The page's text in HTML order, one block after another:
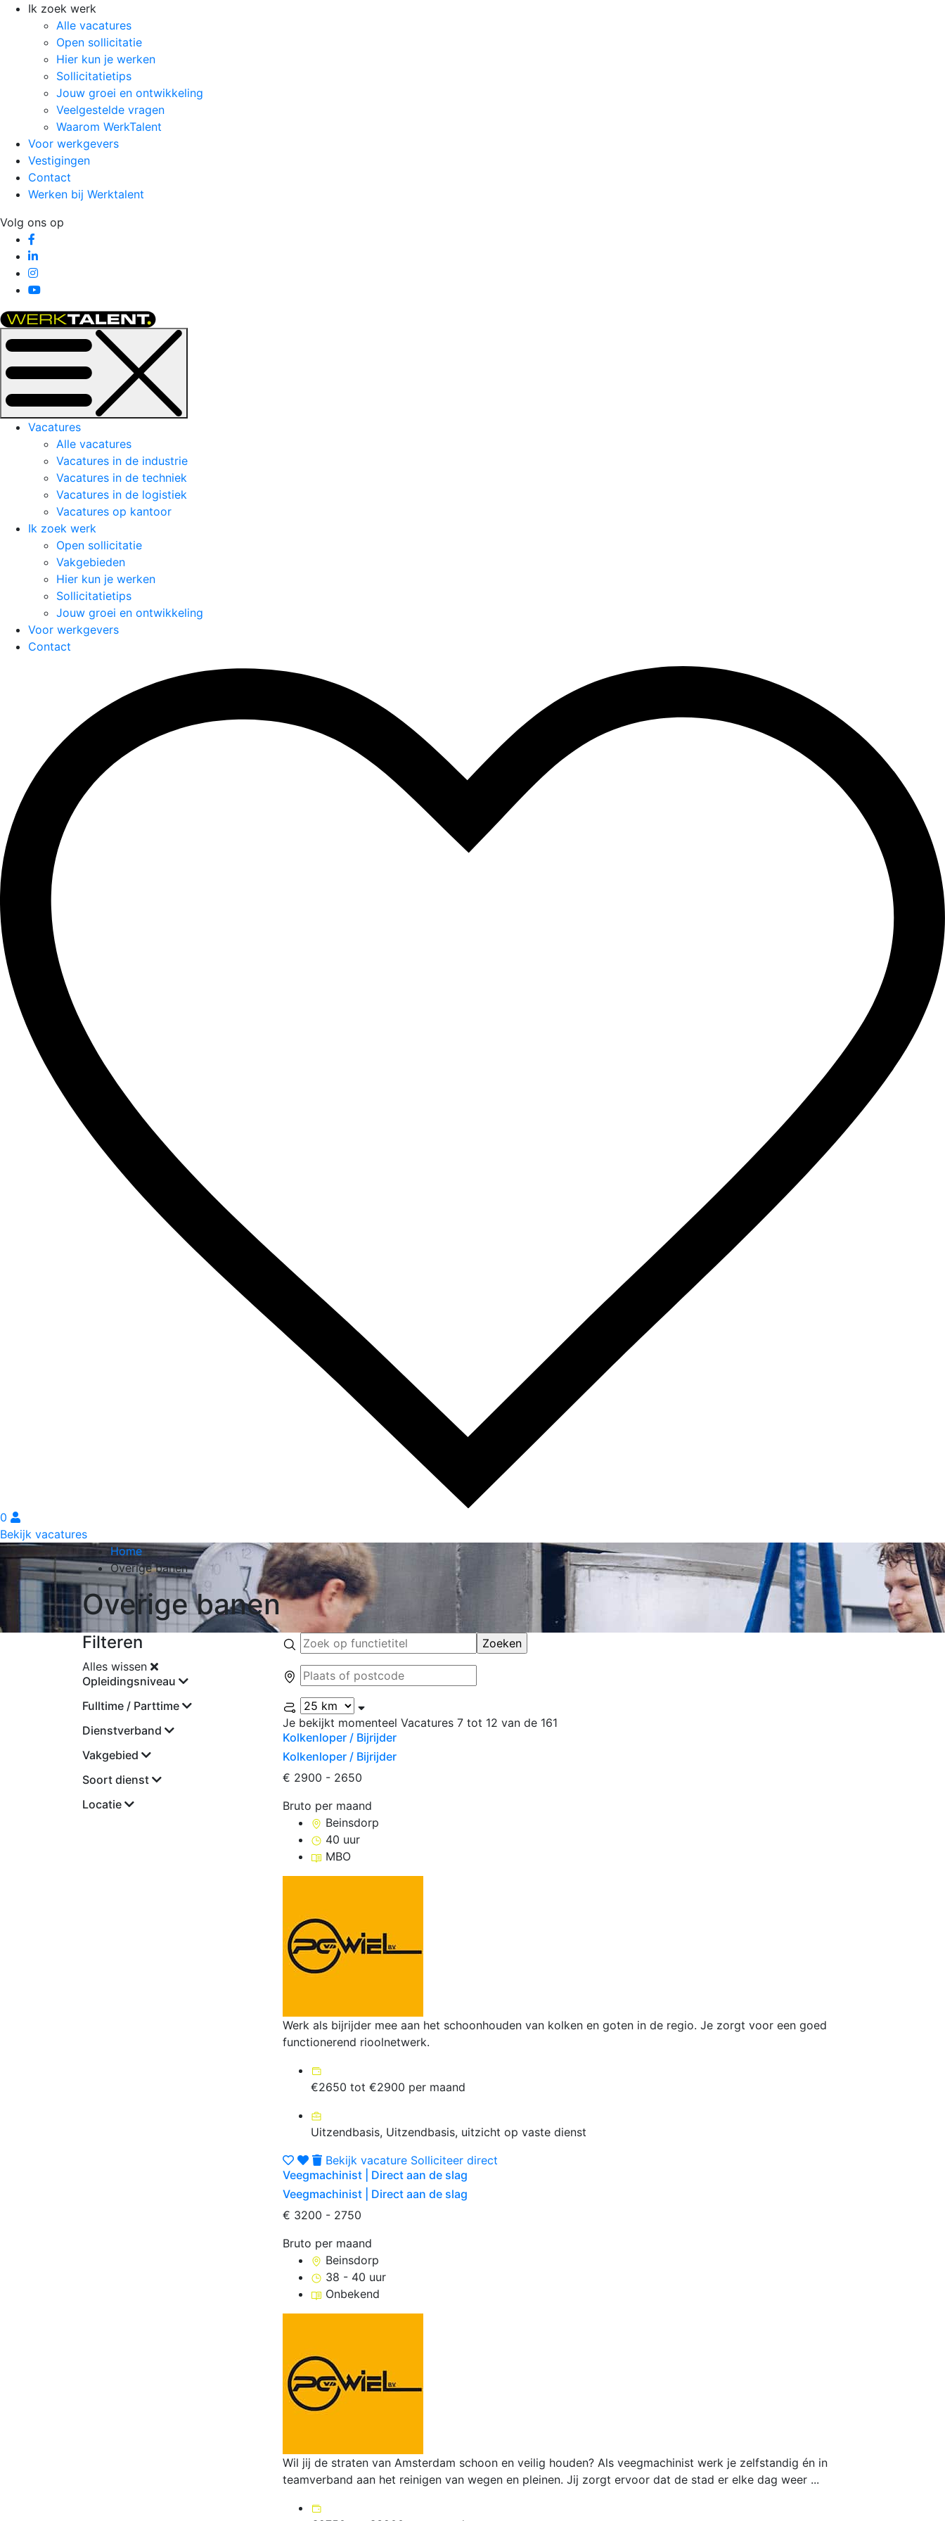
Ik zoek werk
Alle vacatures
Open sollicitatie
Hier kun je werken
Sollicitatietips
Jouw groei en ontwikkeling
Veelgestelde vragen
Waarom WerkTalent
Voor werkgevers
Vestigingen
Contact
Werken bij Werktalent
Volg ons op
Vacatures
Alle vacatures
Vacatures in de industrie
Vacatures in de techniek
Vacatures in de logistiek
Vacatures op kantoor
Ik zoek werk
Open sollicitatie
Vakgebieden
Hier kun je werken
Sollicitatietips
Jouw groei en ontwikkeling
Voor werkgevers
Contact
0
Bekijk vacatures
Home
Overige banen
Overige banen
Filteren
Alles wissen
Opleidingsniveau
Fulltime / Parttime
Dienstverband
Vakgebied
Soort dienst
Locatie
Je bekijkt momenteel Vacatures 7 tot 12 van de 161
Kolkenloper / Bijrijder
Kolkenloper / Bijrijder
€ 2900 - 2650
Bruto per maand
Beinsdorp
40 uur
MBO
Werk als bijrijder mee aan het schoonhouden van kolken en goten in de regio. Je zorgt voor een goed
functionerend rioolnetwerk.
€2650 tot €2900 per maand
Uitzendbasis, Uitzendbasis, uitzicht op vaste dienst
Bekijk vacature Solliciteer direct
Veegmachinist | Direct aan de slag
Veegmachinist | Direct aan de slag
€ 3200 - 2750
Bruto per maand
Beinsdorp
38 - 40 uur
Onbekend
Wil jij de straten van Amsterdam schoon en veilig houden? Als veegmachinist werk je zelfstandig én in
teamverband aan het reinigen van wegen en pleinen. Jij zorgt ervoor dat de stad er elke dag weer ...